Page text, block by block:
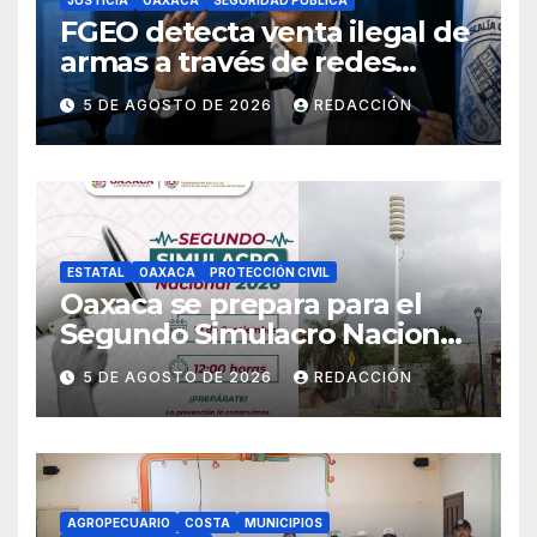
FGEO detecta venta ilegal de
armas a través de redes
sociales; inicia
investigaciones y advierte
riesgos
5 DE AGOSTO DE 2026 REDACCIÓN
ESTATAL OAXACA PROTECCIÓN CIVIL
Oaxaca se prepara para el
Segundo Simulacro Nacional
2026, que se realizará el 19 de
septiembre
5 DE AGOSTO DE 2026 REDACCIÓN
AGROPECUARIO COSTA MUNICIPIOS